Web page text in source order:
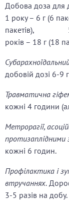
Добова доза для
1 року – 6 г (6
пакетів), 5-8
років – 18 г (18
добовій дозі 6-9
Травматична
кожні 4 години
Метрорагії,
протизаплідними
кожні 6 годин.
Профілактика і
втручаннях.
3-5 разів на добу.